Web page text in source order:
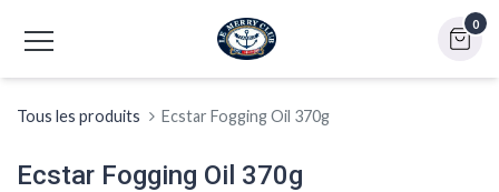
0
Tous les produits Ecstar Fogging Oil 370g
Ecstar Fogging Oil 370g